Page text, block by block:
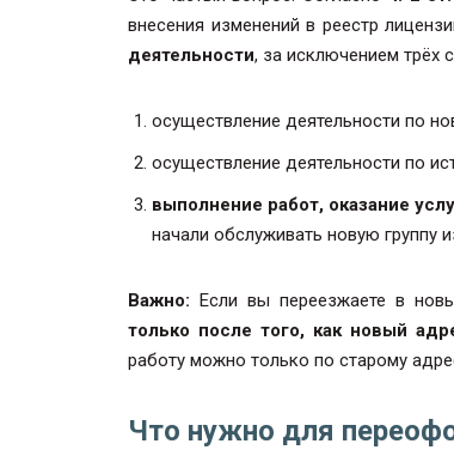
внесения изменений в реестр
деятельности, за исключением трёх
осуществление деятельности по
осуществление деятельности по
выполнение работ, оказание
начали обслуживать новую группу
Важно: Если вы переезжаете в
только после того, как новый
работу можно только по старому
Что нужно для